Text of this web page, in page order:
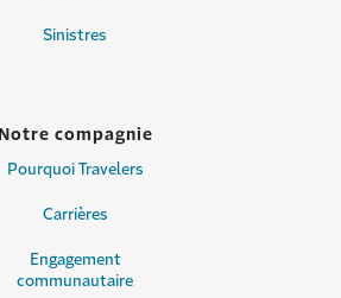
Sinistres
Notre compagnie
Pourquoi Travelers
Carrières
Engagement
communautaire